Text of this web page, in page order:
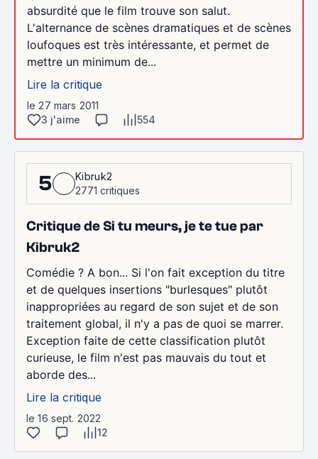
absurdité que le film trouve son salut.
L'alternance de scènes dramatiques et de scènes
loufoques est très intéressante, et permet de
mettre un minimum de...
Lire la critique
le 27 mars 2011
3 j'aime
554
5
Kibruk2
2771 critiques
Critique de Si tu meurs, je te tue par
Kibruk2
Comédie ? A bon... Si l'on fait exception du titre
et de quelques insertions "burlesques" plutôt
inappropriées au regard de son sujet et de son
traitement global, il n'y a pas de quoi se marrer.
Exception faite de cette classification plutôt
curieuse, le film n'est pas mauvais du tout et
aborde des...
Lire la critique
le 16 sept. 2022
12